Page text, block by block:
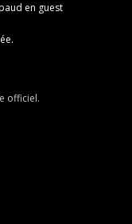
en guest
officiel.